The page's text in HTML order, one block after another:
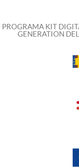
PROGRAMA KIT
GENERATION